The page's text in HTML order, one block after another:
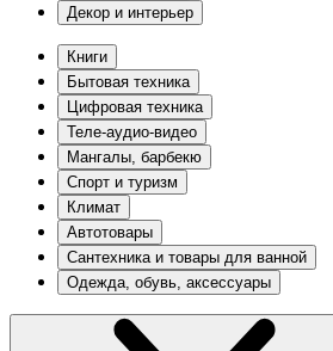
Декор и интерьер
Книги
Бытовая техника
Цифровая техника
Теле-аудио-видео
Мангалы, барбекю
Спорт и туризм
Климат
Автотовары
Сантехника и товары для ванной
Одежда, обувь, аксессуары